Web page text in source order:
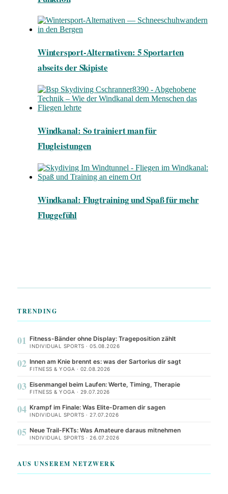
Wintersport-Alternativen: 5 Sportarten
abseits der Skipiste
Windkanal: So trainiert man für
Flugleistungen
Windkanal: Flugtraining und Spaß für mehr
Fluggefühl
TRENDING
01 Fitness-Bänder ohne Display: Trageposition zählt
INDIVIDUAL SPORTS · 05.08.2026
02 Innen am Knie brennt es: was der Sartorius dir sagt
FITNESS & YOGA · 02.08.2026
03 Eisenmangel beim Laufen: Werte, Timing, Therapie
FITNESS & YOGA · 29.07.2026
04 Krampf im Finale: Was Elite-Dramen dir sagen
INDIVIDUAL SPORTS · 27.07.2026
05 Neue Trail-FKTs: Was Amateure daraus mitnehmen
INDIVIDUAL SPORTS · 26.07.2026
AUS UNSEREM NETZWERK